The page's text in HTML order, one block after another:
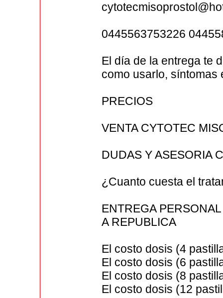
0445563753226
El día de la entrega te
como usarlo, síntomas
PRECIOS
VENTA CYTOTEC
DUDAS Y ASESORIA
¿Cuanto cuesta el
ENTREGA
A REPUBLICA
El costo dosis (4
El costo dosis (6
El costo dosis (8
El costo dosis (12